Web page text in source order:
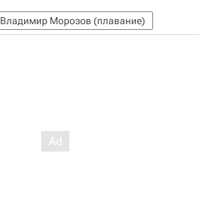
Владимир Морозов (плавание)